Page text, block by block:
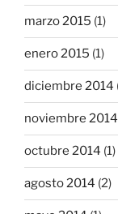
marzo 2015 (1)
enero 2015 (1)
diciembre 2014
noviembre 2014
octubre 2014 (1)
agosto 2014 (2)